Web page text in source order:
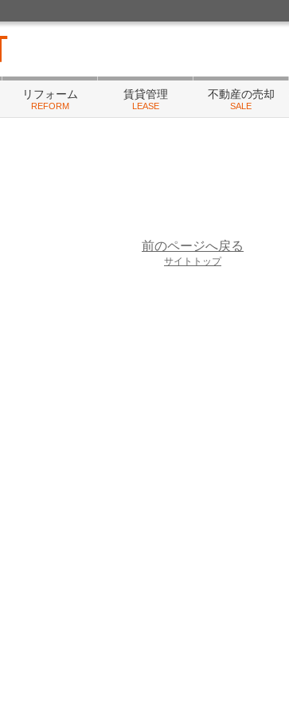
リフォーム
REFORM
賃貸管理
LEASE
不動産の売却
SALE
前のページへ戻る
サイトトップ